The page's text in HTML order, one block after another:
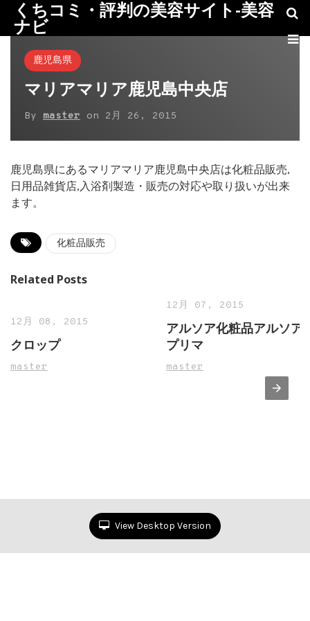
くちコミ・評判の美容サイト-美容
ナビ
鹿児島県
マリアマリア鹿児島中央店
By master on 2月 26, 2015
鹿児島県にあるマリアマリア鹿児島中央店は化粧品販売,
日用品雑貨店,入浴剤製造・販売の対応や取り扱いが出来
ます。
化粧品販売
Related Posts
12月 08, 2015
クロップ
master
12月 07, 2015
アルソア化粧品アルソア
プリマ
master
View Desktop Version